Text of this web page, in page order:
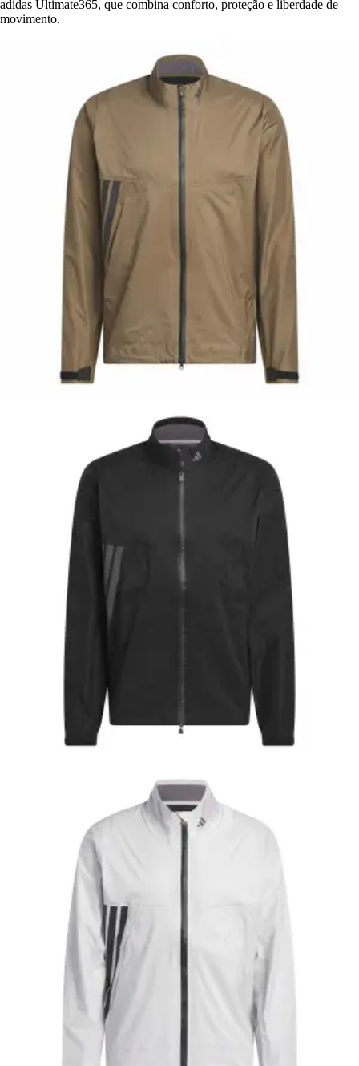
adidas Ultimate365, que combina conforto, proteção e liberdade de
movimento.